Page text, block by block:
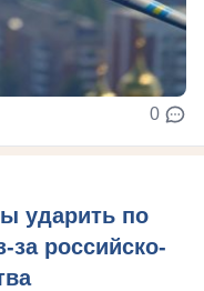
0
ударить по
за российско-